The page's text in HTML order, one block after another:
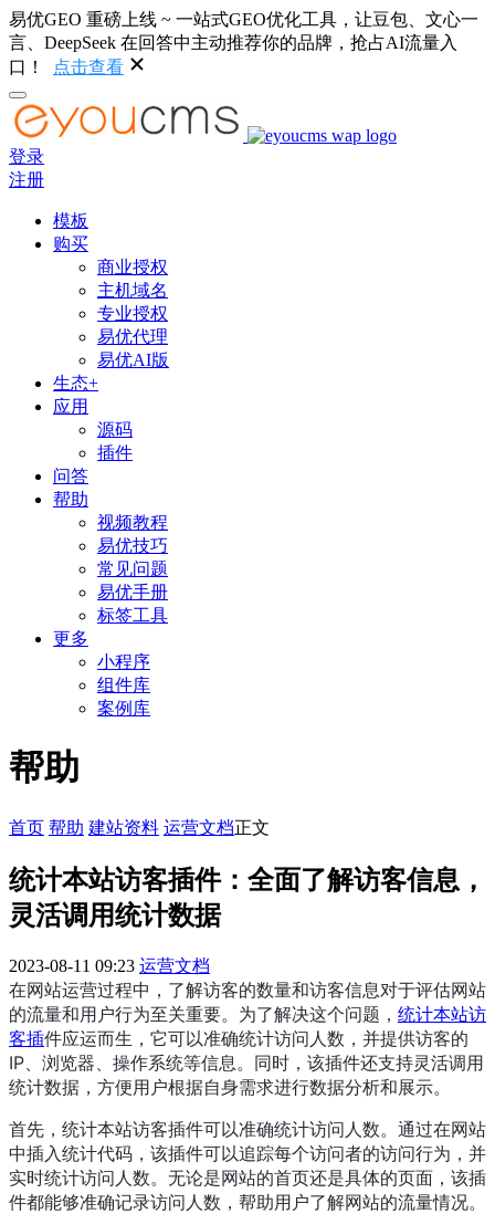
易优GEO 重磅上线 ~ 一站式GEO优化工具，让豆包、文心一
言、DeepSeek 在回答中主动推荐你的品牌，抢占AI流量入
口！
点击查看
登录
注册
模板
购买
商业授权
主机域名
专业授权
易优代理
易优AI版
生态+
应用
源码
插件
问答
帮助
视频教程
易优技巧
常见问题
易优手册
标签工具
更多
小程序
组件库
案例库
帮助
首页 帮助 建站资料 运营文档正文
统计本站访客插件：全面了解访客信息，
灵活调用统计数据
2023-08-11 09:23 运营文档
在网站运营过程中，了解访客的数量和访客信息对于评估网站
的流量和用户行为至关重要。为了解决这个问题， 统计本站访
客插件应运而生，它可以准确统计访问人数，并提供访客的
IP、浏览器、操作系统等信息。同时，该插件还支持灵活调用
统计数据，方便用户根据自身需求进行数据分析和展示。
首先，统计本站访客插件可以准确统计访问人数。通过在网站
中插入统计代码，该插件可以追踪每个访问者的访问行为，并
实时统计访问人数。无论是网站的首页还是具体的页面，该插
件都能够准确记录访问人数，帮助用户了解网站的流量情况。